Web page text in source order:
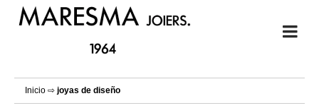
Inicio ⇨ joyas de diseño